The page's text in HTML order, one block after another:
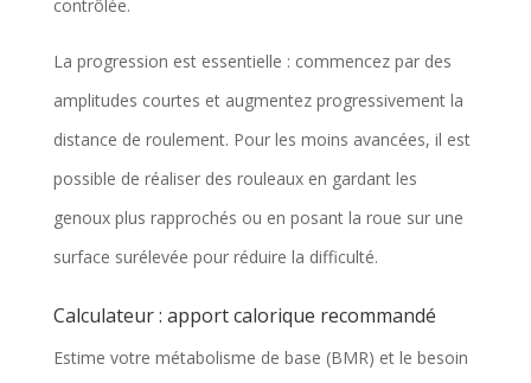
contrôlée.
La progression est essentielle : commencez par des
amplitudes courtes et augmentez progressivement la
distance de roulement. Pour les moins avancées, il est
possible de réaliser des rouleaux en gardant les
genoux plus rapprochés ou en posant la roue sur une
surface surélevée pour réduire la difficulté.
Calculateur : apport calorique recommandé
Estime votre métabolisme de base (BMR) et le besoin